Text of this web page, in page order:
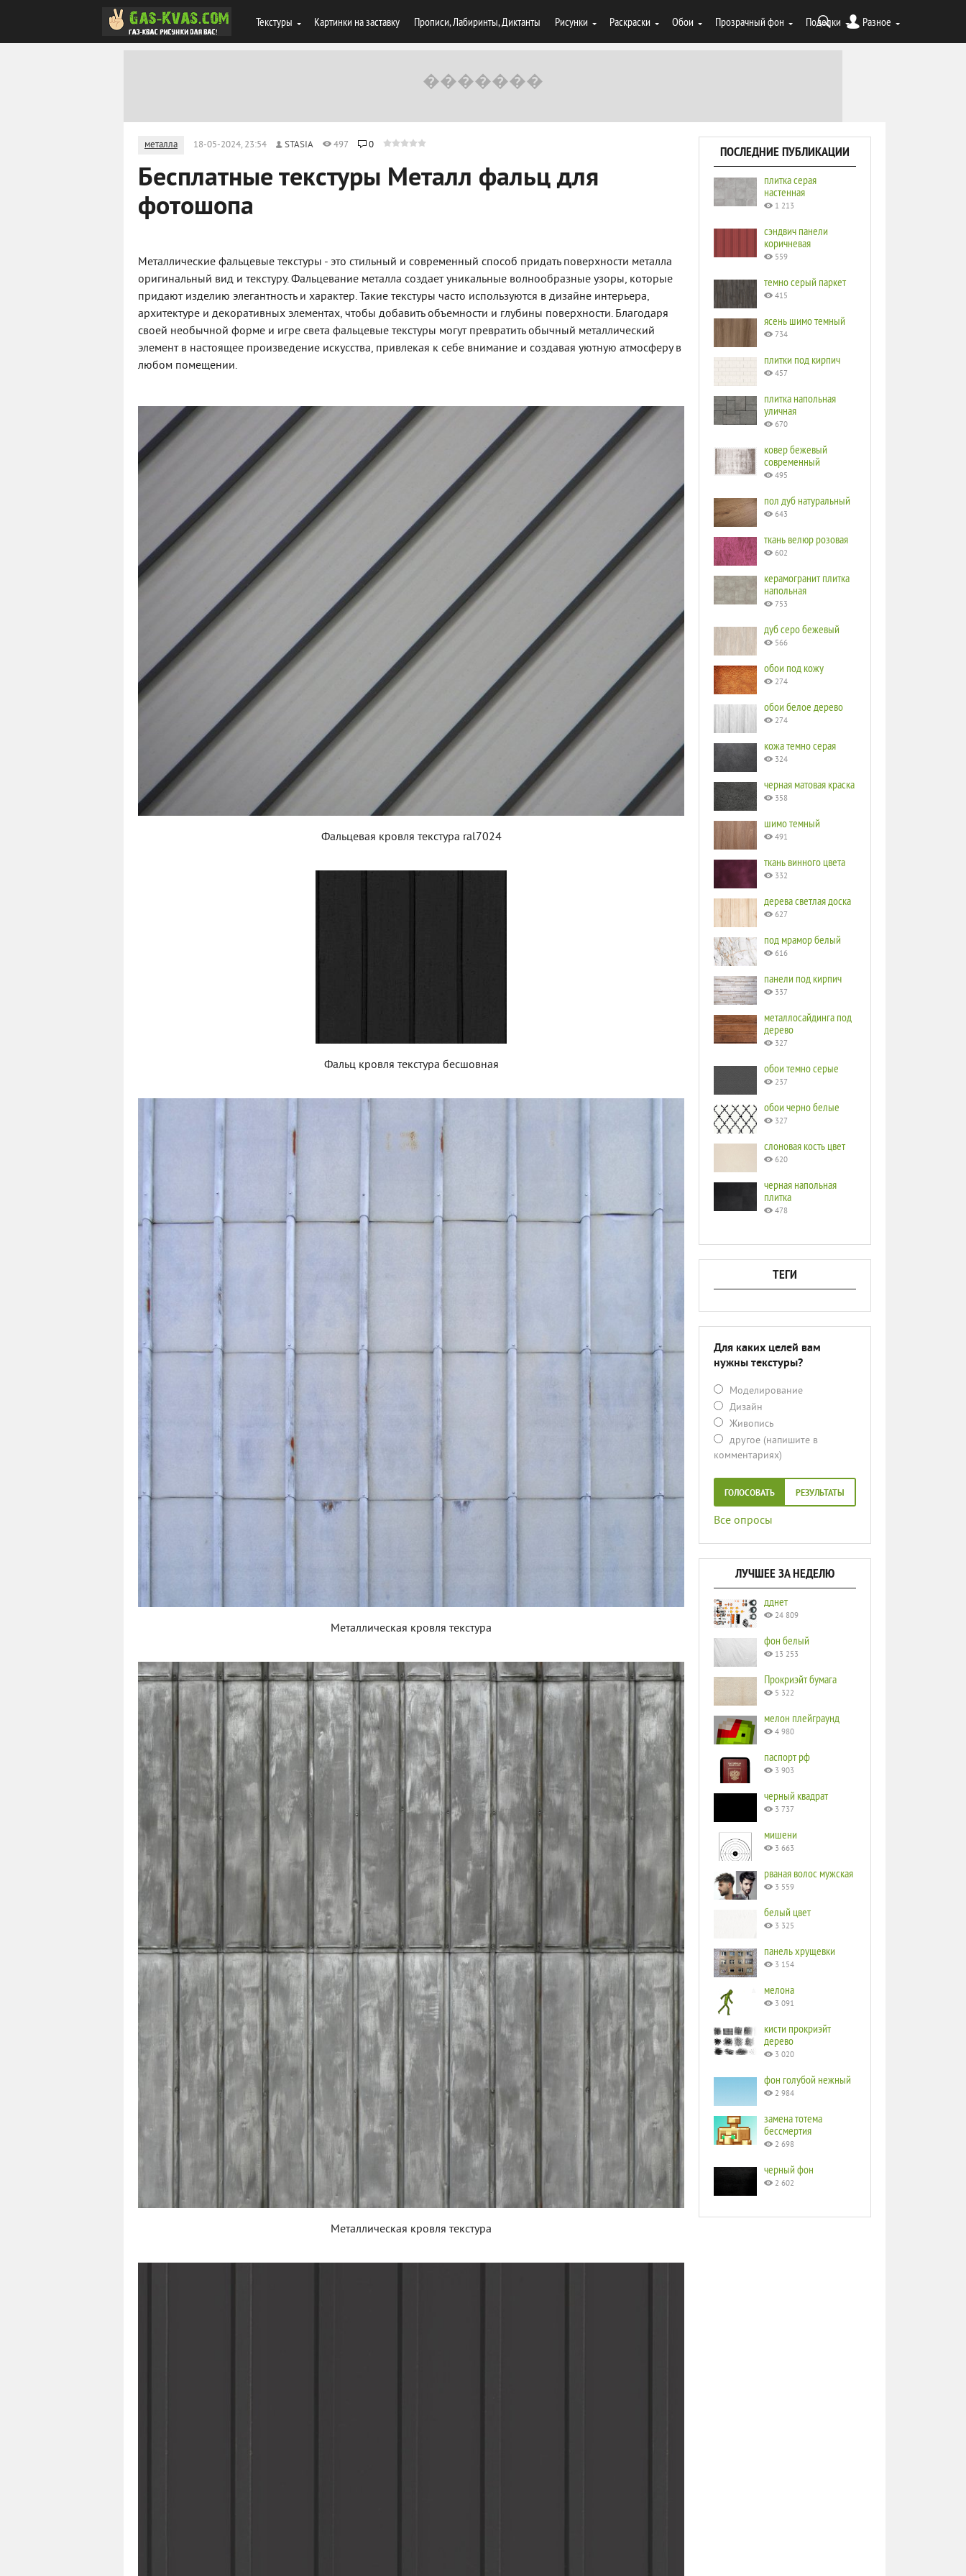
Текстуры Картинки на заставку Прописи, Лабиринты, Диктанты Рисунки Раскраски Обои Прозрачный фон Поделки Разное
металла 18-05-2024, 23:54 STASIA 497 0
Бесплатные текстуры Металл фальц для
фотошопа
Металлические фальцевые текстуры - это стильный и современный способ придать поверхности металла
оригинальный вид и текстуру. Фальцевание металла создает уникальные волнообразные узоры, которые
придают изделию элегантность и характер. Такие текстуры часто используются в дизайне интерьера,
архитектуре и декоративных элементах, чтобы добавить объемности и глубины поверхности. Благодаря
своей необычной форме и игре света фальцевые текстуры могут превратить обычный металлический
элемент в настоящее произведение искусства, привлекая к себе внимание и создавая уютную атмосферу в
любом помещении.
Фальцевая кровля текстура ral7024
Фальц кровля текстура бесшовная
Металлическая кровля текстура
Металлическая кровля текстура
ПОСЛЕДНИЕ ПУБЛИКАЦИИ
плитка серая
настенная
1 213
сэндвич панели
коричневая
559
темно серый паркет
415
ясень шимо темный
734
плитки под кирпич
457
плитка напольная
уличная
670
ковер бежевый
современный
495
пол дуб натуральный
643
ткань велюр розовая
602
керамогранит плитка
напольная
753
дуб серо бежевый
566
обои под кожу
274
обои белое дерево
274
кожа темно серая
324
черная матовая краска
358
шимо темный
491
ткань винного цвета
332
дерева светлая доска
627
под мрамор белый
616
панели под кирпич
337
металлосайдинга под
дерево
327
обои темно серые
237
обои черно белые
327
слоновая кость цвет
620
черная напольная
плитка
478
ТЕГИ
Для каких целей вам
нужны текстуры?
Моделирование
Дизайн
Живопись
другое (напишите в
комментариях)
ГОЛОСОВАТЬ РЕЗУЛЬТАТЫ
Все опросы
ЛУЧШЕЕ ЗА НЕДЕЛЮ
дднет
24 809
фон белый
13 253
Прокриэйт бумага
5 322
мелон плейграунд
4 980
паспорт рф
3 903
черный квадрат
3 737
мишени
3 663
рваная волос мужская
3 559
белый цвет
3 325
панель хрущевки
3 154
мелона
3 091
кисти прокриэйт
дерево
3 020
фон голубой нежный
2 984
замена тотема
бессмертия
2 698
черный фон
2 602